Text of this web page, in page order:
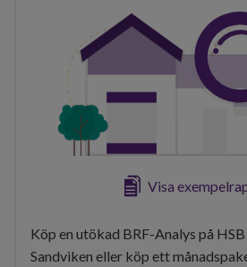
Visa
Köp en utökad BRF-Analys på
Sandviken eller köp ett